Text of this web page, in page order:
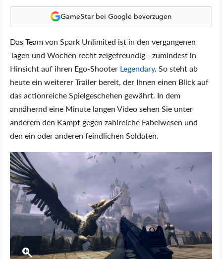
GameStar bei Google bevorzugen
Das Team von Spark Unlimited ist in den vergangenen
Tagen und Wochen recht zeigefreundig - zumindest in
Hinsicht auf ihren Ego-Shooter Legendary. So steht ab
heute ein weiterer Trailer bereit, der Ihnen einen Blick auf
das actionreiche Spielgeschehen gewährt. In dem
annähernd eine Minute langen Video sehen Sie unter
anderem den Kampf gegen zahlreiche Fabelwesen und
den ein oder anderen feindlichen Soldaten.